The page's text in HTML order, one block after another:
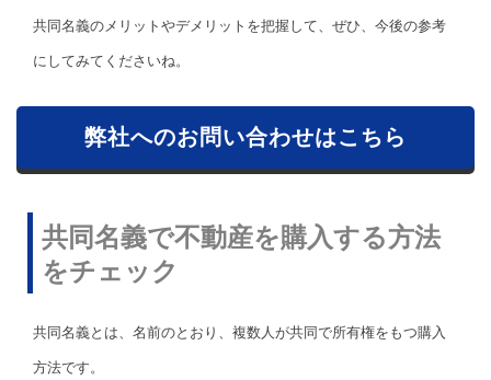
共同名義のメリットやデメリットを把握して、ぜひ、今後の参考
にしてみてくださいね。
弊社へのお問い合わせはこちら
共同名義で不動産を購入する方法
をチェック
共同名義とは、名前のとおり、複数人が共同で所有権をもつ購入
方法です。